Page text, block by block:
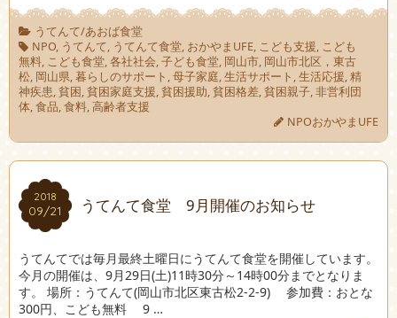
うてんて/あおば食堂
NPO, うてんて, うてんて食堂, おかやまUFE, こども支援, こども
無料, こども食堂,各社社会,子ども食堂, 岡山市, 岡山市北区，東古
松, 岡山県,暮らしのサポート ,母子家庭,生活サポート ,生活応援,精
神疾患,貧困,貧困家庭支援,貧困援助,貧困格差,貧困親子,非営利団
体,食品,食料,高齢者支援
NPOおかやまUFE
2018
09/21
2018
09/21 うてんて食堂 9月開催のお知らせ
うてんてでは毎月最終土曜日にうてんて食堂を開催しています。
今月の開催は、9月29日(土)11時30分～14時00分までとなりま
す。 場所：うてんて(岡山市北区東古松2-2-9) 参加費：おとな
300円、こども無料 9 …